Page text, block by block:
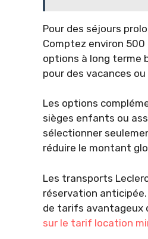
Pour des séjours
Comptez environ
options à long terme
pour des vacances
Les options
sièges enfants ou
sélectionner
réduire le montant
Les transports
réservation
de tarifs avantageux
sur le tarif location